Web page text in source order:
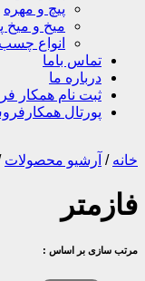
پیچ و مهره
میخ و میخ
انواع چسب
تماس باما
درباره ما
ثبت نام همکار
پورتال
خانه / آرشیو محصولات
فازمتر
مرتب سازی بر اساس :